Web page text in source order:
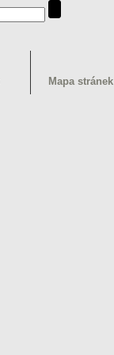
Mapa stránek